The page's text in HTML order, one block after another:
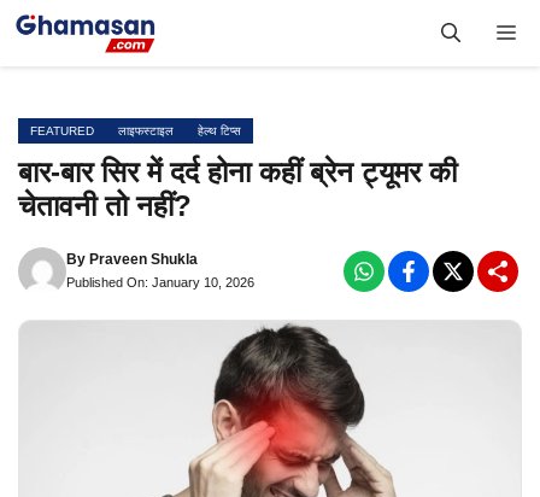
Skip
FEATURED लाइफस्टाइल हेल्थ टिप्स
बार-बार सिर में दर्द होना कहीं ब्रेन ट्यूमर की
चेतावनी तो नहीं?
By Praveen Shukla
Published On: January 10, 2026